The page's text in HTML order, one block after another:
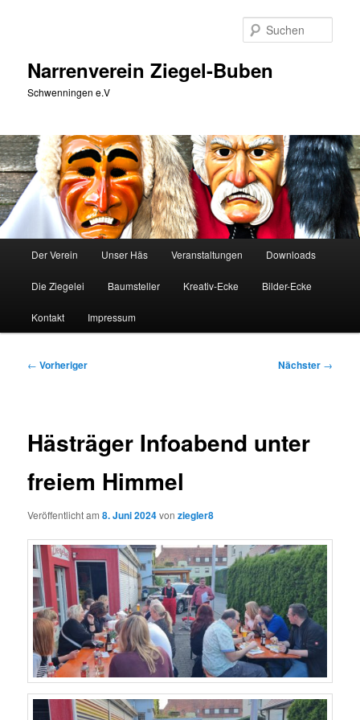
Narrenverein Ziegel-Buben
Schwenningen e.V
Der Verein Unser Häs Veranstaltungen Downloads
Die Ziegelei Baumsteller Kreativ-Ecke Bilder-Ecke
Kontakt Impressum
Beitragsnavigation
← Vorheriger Nächster →
Hästräger Infoabend unter
freiem Himmel
Veröffentlicht am8. Juni 2024vonziegler8